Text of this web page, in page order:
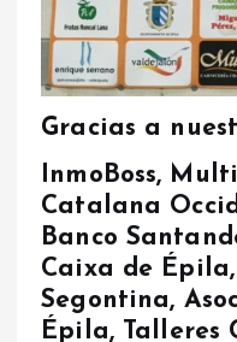
Gracias a
InmoBoss,
Catalana
Banco
Caixa de
Segontina,
Épila, Talleres